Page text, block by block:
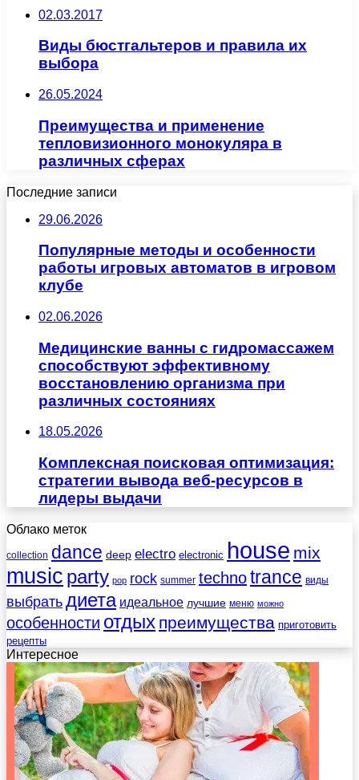
02.03.2017
Виды бюстгальтеров и правила их
выбора
26.05.2024
Преимущества и применение
тепловизионного монокуляра в
различных сферах
Последние записи
29.06.2026
Популярные методы и особенности
работы игровых автоматов в игровом
клубе
02.06.2026
Медицинские ванны с гидромассажем
способствуют эффективному
восстановлению организма при
различных состояниях
18.05.2026
Комплексная поисковая оптимизация:
стратегии вывода веб-ресурсов в
лидеры выдачи
Облако меток
collection dance deep electro electronic house mix
music party pop rock summer technotrance виды
выбратьдиета идеальное лучшие меню можно
особенности отдых преимущества приготовить
рецепты
Интересное